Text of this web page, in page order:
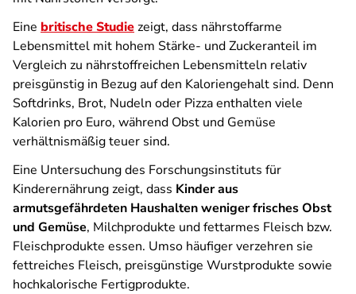
Eine britische Studiezeigt, dass nährstoffarme
Lebensmittel mit hohem Stärke- und Zuckeranteil im
Vergleich zu nährstoffreichen Lebensmitteln relativ
preisgünstig in Bezug auf den Kaloriengehalt sind. Denn
Softdrinks, Brot, Nudeln oder Pizza enthalten viele
Kalorien pro Euro, während Obst und Gemüse
verhältnismäßig teuer sind.
Eine Untersuchung des Forschungsinstituts für
Kinderernährung zeigt, dass Kinder aus
armutsgefährdeten Haushalten weniger frisches Obst
und Gemüse, Milchprodukte und fettarmes Fleisch bzw.
Fleischprodukte essen. Umso häufiger verzehren sie
fettreiches Fleisch, preisgünstige Wurstprodukte sowie
hochkalorische Fertigprodukte.